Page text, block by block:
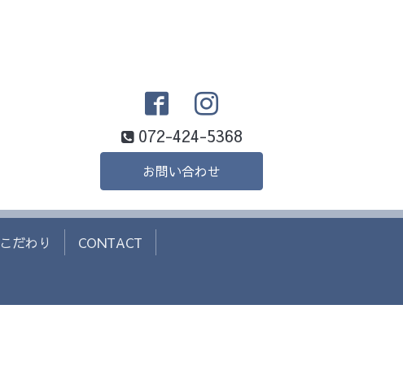
072-424-5368
お問い合わせ
こだわり CONTACT